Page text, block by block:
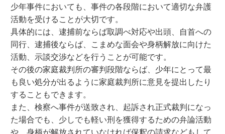
少年事件においても、事件の各段階において適切な弁護
活動を受けることが大切です。
具体的には、逮捕前ならば取調べ対応や出頭、自首への
同行、逮捕後ならば、こまめな面会や身柄解放に向けた
活動、示談交渉などを行うことが可能です。
その後の家庭裁判所の審判段階ならば、少年にとって最
も良い処分が出るように家庭裁判所に意見を提出したり
することもできます。
また、検察へ事件が送致され、起訴され正式裁判になっ
た場合でも、少しでも軽い刑を獲得するための弁論活動